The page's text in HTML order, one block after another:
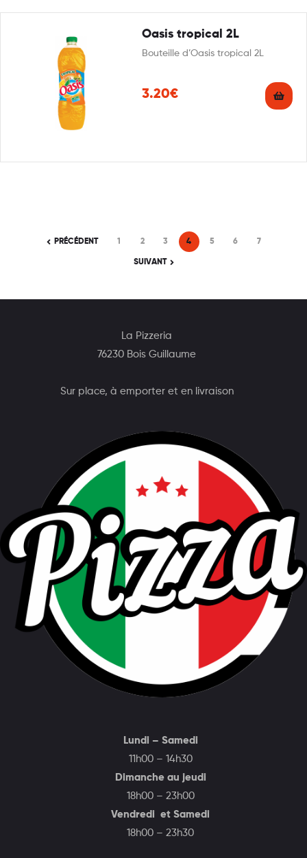
Oasis tropical 2L
Bouteille d’Oasis tropical 2L
3.20€
PRÉCÉDENT 1 2 3 4 5 6 7
SUIVANT
La Pizzeria
76230 Bois Guillaume
Sur place, à emporter et en livraison
Lundi – Samedi
11h00 – 14h30
Dimanche au jeudi
18h00 – 23h00
Vendredi et Samedi
18h00 – 23h30